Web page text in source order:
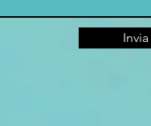
Invia